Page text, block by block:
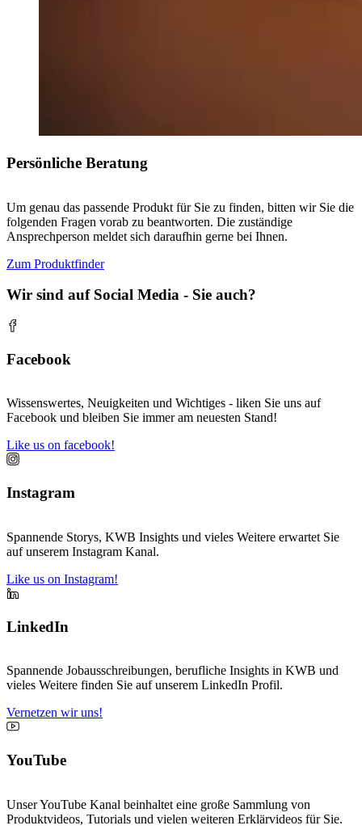
Persönliche Beratung
Um genau das passende Produkt für Sie zu finden, bitten wir Sie die
folgenden Fragen vorab zu beantworten. Die zuständige
Ansprechperson meldet sich daraufhin gerne bei Ihnen.
Zum Produktfinder
Wir sind auf Social Media - Sie auch?
Facebook
Wissenswertes, Neuigkeiten und Wichtiges - liken Sie uns auf
Facebook und bleiben Sie immer am neuesten Stand!
Like us on facebook!
Instagram
Spannende Storys, KWB Insights und vieles Weitere erwartet Sie
auf unserem Instagram Kanal.
Like us on Instagram!
LinkedIn
Spannende Jobausschreibungen, berufliche Insights in KWB und
vieles Weitere finden Sie auf unserem LinkedIn Profil.
Vernetzen wir uns!
YouTube
Unser YouTube Kanal beinhaltet eine große Sammlung von
Produktvideos, Tutorials und vielen weiteren Erklärvideos für Sie.